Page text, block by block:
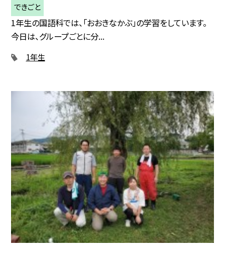
できごと
1年生の国語科では、「おおきなかぶ」の学習をしています。
今日は、グループごとに分...
1年生